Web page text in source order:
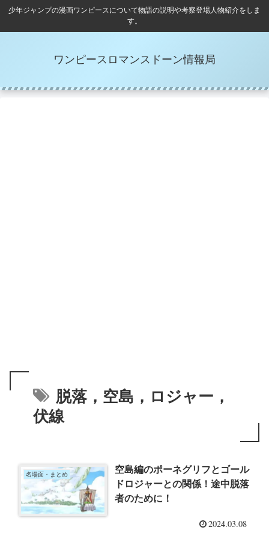
少年ジャンプの漫画ワンピースについて物語の説明や考察登場人物紹介をしま
す。
ワンピースロマンスドーン情報局
脱落，空島，ロジャー，
伏線
名場面・まとめ
空島編のポーネグリフとゴール
ドロジャーとの関係！途中脱落
者のために！
2024.03.08